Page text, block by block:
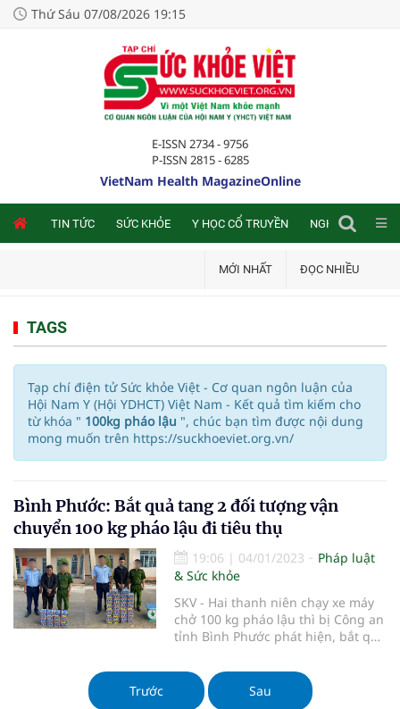
Thứ Sáu 07/08/2026 19:15
E-ISSN 2734 - 9756
P-ISSN 2815 - 6285
VietNam Health MagazineOnline
TIN TỨC SỨC KHỎE Y HỌC CỔ TRUYỀN NGHIÊN CỨU
MỚI NHẤT ĐỌC NHIỀU
TAGS
Tạp chí điện tử Sức khỏe Việt - Cơ quan ngôn luận của
Hội Nam Y (Hội YDHCT) Việt Nam - Kết quả tìm kiếm cho
từ khóa " 100kg pháo lậu ", chúc bạn tìm được nội dung
mong muốn trên https://suckhoeviet.org.vn/
Bình Phước: Bắt quả tang 2 đối tượng vận
chuyển 100 kg pháo lậu đi tiêu thụ
19:06 | 04/01/2023
Pháp luật
& Sức khỏe
SKV - Hai thanh niên chạy xe máy
chở 100 kg pháo lậu thì bị Công an
tỉnh Bình Phước phát hiện, bắt quả
Trước Sau